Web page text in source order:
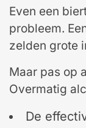
Even een
probleem.
zelden grote
Maar pas op
Overmatig
De